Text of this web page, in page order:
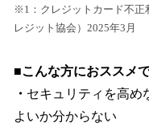
※1：クレジットカード不正
レジット協会）2025年3月
■こんな方におススメ
・ セキュリティを高め
よいか分からない